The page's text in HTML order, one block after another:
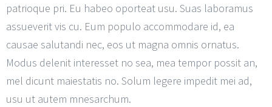
patrioque pri. Eu habeo oporteat usu. Suas laboramus
assueverit vis cu. Eum populo accommodare id, ea
causae salutandi nec, eos ut magna omnis ornatus.
Modus delenit interesset no sea, mea tempor possit an,
mel dicunt maiestatis no. Solum legere impedit mei ad,
usu ut autem mnesarchum.